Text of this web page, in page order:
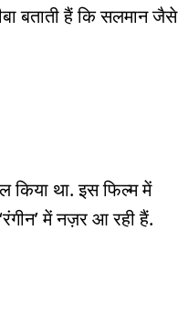
बताती हैं कि सलमान जैसे
किया था. इस फिल्म में
में नज़र आ रही हैं.